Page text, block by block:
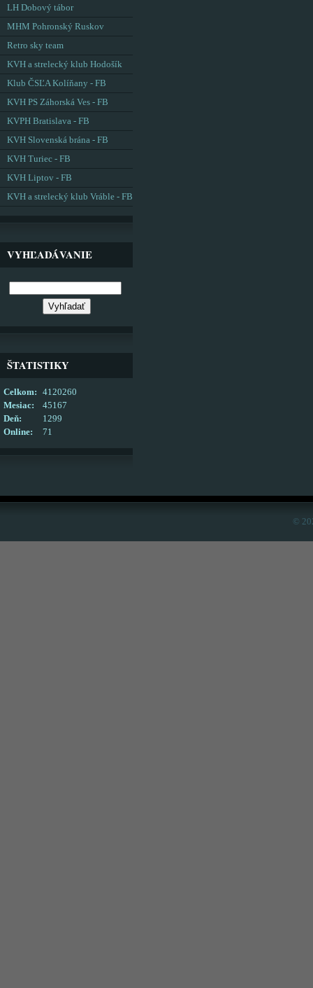
LH Dobový tábor
MHM Pohronský Ruskov
Retro sky team
KVH a strelecký klub Hodošík
Klub ČSĽA Kolíňany - FB
KVH PS Záhorská Ves - FB
KVPH Bratislava - FB
KVH Slovenská brána - FB
KVH Turiec - FB
KVH Liptov - FB
KVH a strelecký klub Vráble - FB
VYHĽADÁVANIE
ŠTATISTIKY
Online: 71
Celkom:
4120260
Mesiac:
45167
Deň:
1299
©